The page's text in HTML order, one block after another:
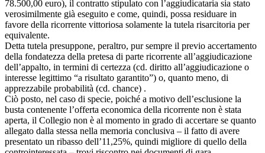
78.500,00 euro), il contratto stipulato con l’aggiudicataria sia stato
verosimilmente già eseguito e come, quindi, possa residuare in
favore della ricorrente vittoriosa solamente la tutela risarcitoria per
equivalente.
Detta tutela presuppone, peraltro, pur sempre il previo accertamento
della fondatezza della pretesa di parte ricorrente all’aggiudicazione
dell’appalto, in termini di certezza (cd. diritto all’aggiudicazione o
interesse legittimo “a risultato garantito”) o, quanto meno, di
apprezzabile probabilità (cd. chance) .
Ciò posto, nel caso di specie, poiché a motivo dell’esclusione la
busta contenente l’offerta economica della ricorrente non è stata
aperta, il Collegio non è al momento in grado di accertare se quanto
allegato dalla stessa nella memoria conclusiva – il fatto di avere
presentato un ribasso dell’11,25%, quindi migliore di quello della